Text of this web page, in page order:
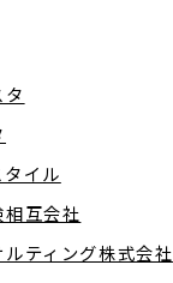
イル
相互会社
ティング株式会社